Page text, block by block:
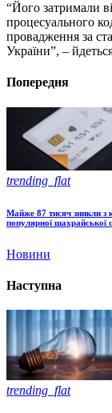
“Його затримали
процесуального
провадження за
України”, –
Попередня
trending_flat
Майже 87 тисяч зникли з
популярної шахрайської
Новини
Наступна
trending_flat